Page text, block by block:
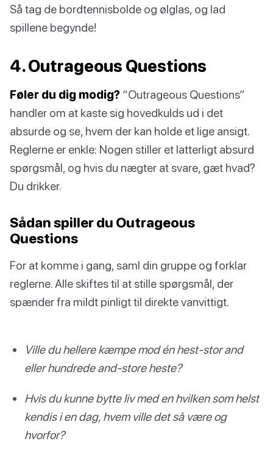
Så tag de bordtennisbolde og ølglas, og lad
spillene begynde!
4. Outrageous Questions
Føler du dig modig? “Outrageous Questions”
handler om at kaste sig hovedkulds ud i det
absurde og se, hvem der kan holde et lige ansigt.
Reglerne er enkle: Nogen stiller et latterligt absurd
spørgsmål, og hvis du nægter at svare, gæt hvad?
Du drikker.
Sådan spiller du Outrageous
Questions
For at komme i gang, saml din gruppe og forklar
reglerne. Alle skiftes til at stille spørgsmål, der
spænder fra mildt pinligt til direkte vanvittigt.
Ville du hellere kæmpe mod én hest-stor and
eller hundrede and-store heste?
Hvis du kunne bytte liv med en hvilken som helst
kendis i en dag, hvem ville det så være og
hvorfor?